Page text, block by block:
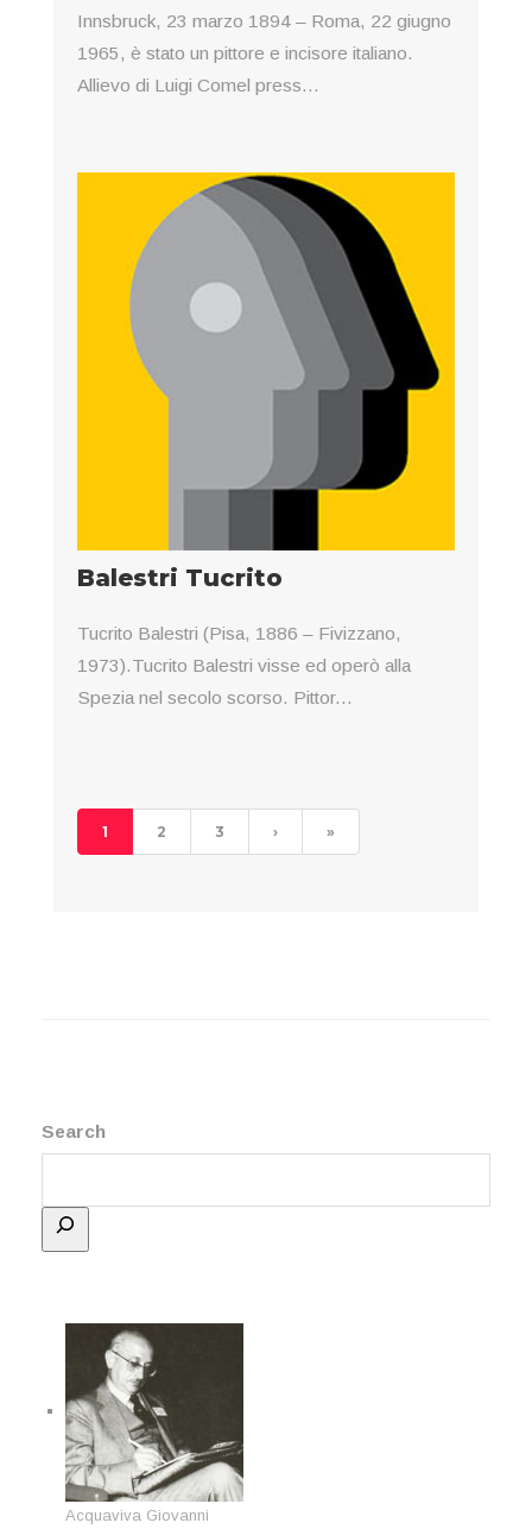
Innsbruck, 23 marzo 1894 – Roma, 22 giugno
1965, è stato un pittore e incisore italiano.
Allievo di Luigi Comel press...
Balestri Tucrito
Tucrito Balestri (Pisa, 1886 – Fivizzano,
1973).Tucrito Balestri visse ed operò alla
Spezia nel secolo scorso. Pittor...
1 2 3 › »
Search
Acquaviva Giovanni